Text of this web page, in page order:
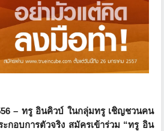
– ทรู อินคิวบ์ ในกลุ่มทรู เชิญชวนคน
ะกอบการตัวจริง สมัครเข้าร่วม “ทรู อิน